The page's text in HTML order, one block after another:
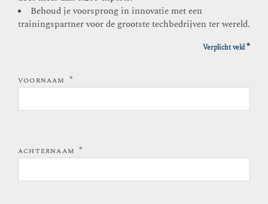
Behoud je voorsprong in innovatie met een
trainingspartner voor de grootste techbedrijven ter wereld.
Verplicht veld*
VOORNAAM *
ACHTERNAAM *